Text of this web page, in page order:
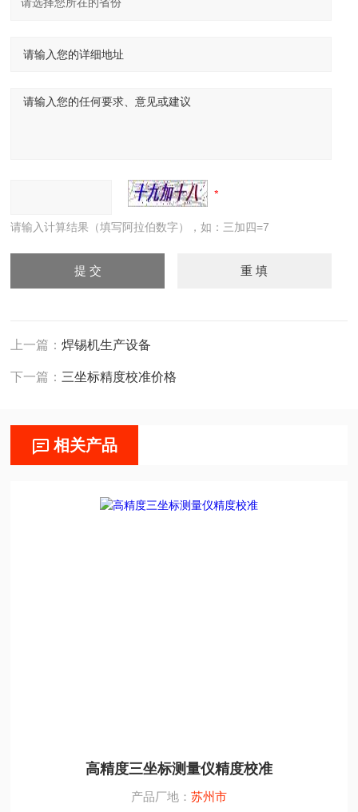
请输入计算结果（填写阿拉伯数字），如：三加四=7
上一篇：焊锡机生产设备
下一篇： 三坐标精度校准价格
相关产品
高精度三坐标测量仪精度校准
产品厂地： 苏州市